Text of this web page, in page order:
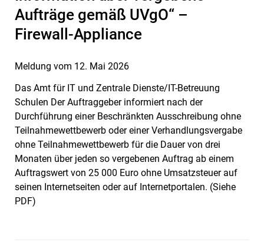
Meldung vom 12. Mai 2026
Aufträge gemäß UVgO“ –
Firewall-Appliance
Das Amt für IT und Zentrale Dienste/IT-Betreuung
Schulen Der Auftraggeber informiert nach der
Durchführung einer Beschränkten Ausschreibung ohne
Teilnahmewettbewerb oder einer Verhandlungsvergabe
ohne Teilnahmewettbewerb für die Dauer von drei
Monaten über jeden so vergebenen Auftrag ab einem
Auftragswert von 25 000 Euro ohne Umsatzsteuer auf
seinen Internetseiten oder auf Internetportalen. (Siehe
PDF)